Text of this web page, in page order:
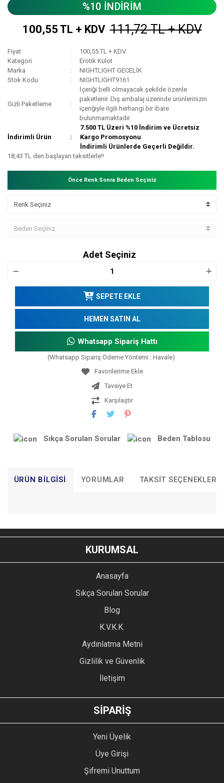
%10 İNDİRİM
100,55 TL + KDV 111,72 TL + KDV
Fiyat
100,55 TL + KDV
Kategori
Erotik Külot
Marka
NIGHTLIGHT GECELİK
Stok Kodu
NIGHTLIGHT9161
Gizli Paketleme
İçeriği belli olmayacak şekilde özenle
paketlenir. Dış ambalaj üzerinde ürünlerinizin
içeriğiyle ilgili herhangi bir ibare
bulunmamaktadır.
İndirimli Ürün
7.500 TL Üzeri %10 İndirim ve Ücretsiz
Kargo Promosyonu
İndirimli Ürünlerde Geçerli Değildir.
18,43 TL den başlayan taksitlerle!!
Önce Renk Sonra Beden Seçiniz
Adet Seçiniz
SEPETE EKLE
HEMEN SATIN AL
Whatsapp Sipariş Hattı
(Whatsapp Sipariş Ödeme Yöntemi : Havale)
Tavsiye Et
Karşılaştır
Sıkça Sorulan Sorular Beden Tablosu
ÜRÜN BILGISI YORUMLAR TAKSIT SEÇENEKLERI
YORUM YAZ
Bu ürünün fiyat bilgisi, resim, ürün açıklamalarında ve diğer
konularda yetersiz gördüğünüz noktaları öneri formunu
kullanarak tarafımıza iletebilirsiniz.
Ürün resmi kalitesiz, bozuk veya görüntülenemiyor.
Ürün açıklamasında eksik bilgiler bulunuyor.
Ürün bilgilerinde hatalar bulunuyor.
Ürün fiyatı diğer sitelerden daha pahalı.
GÖNDER
KURUMSAL
Anasayfa
Sıkça Sorulan Sorular
Blog
K.V.K.K.
Aydınlatma Metni
Gizlilik ve Güvenlik
İletişim
SİPARİŞ
Yeni Üyelik
Üye Girişi
Şifremi Unuttum